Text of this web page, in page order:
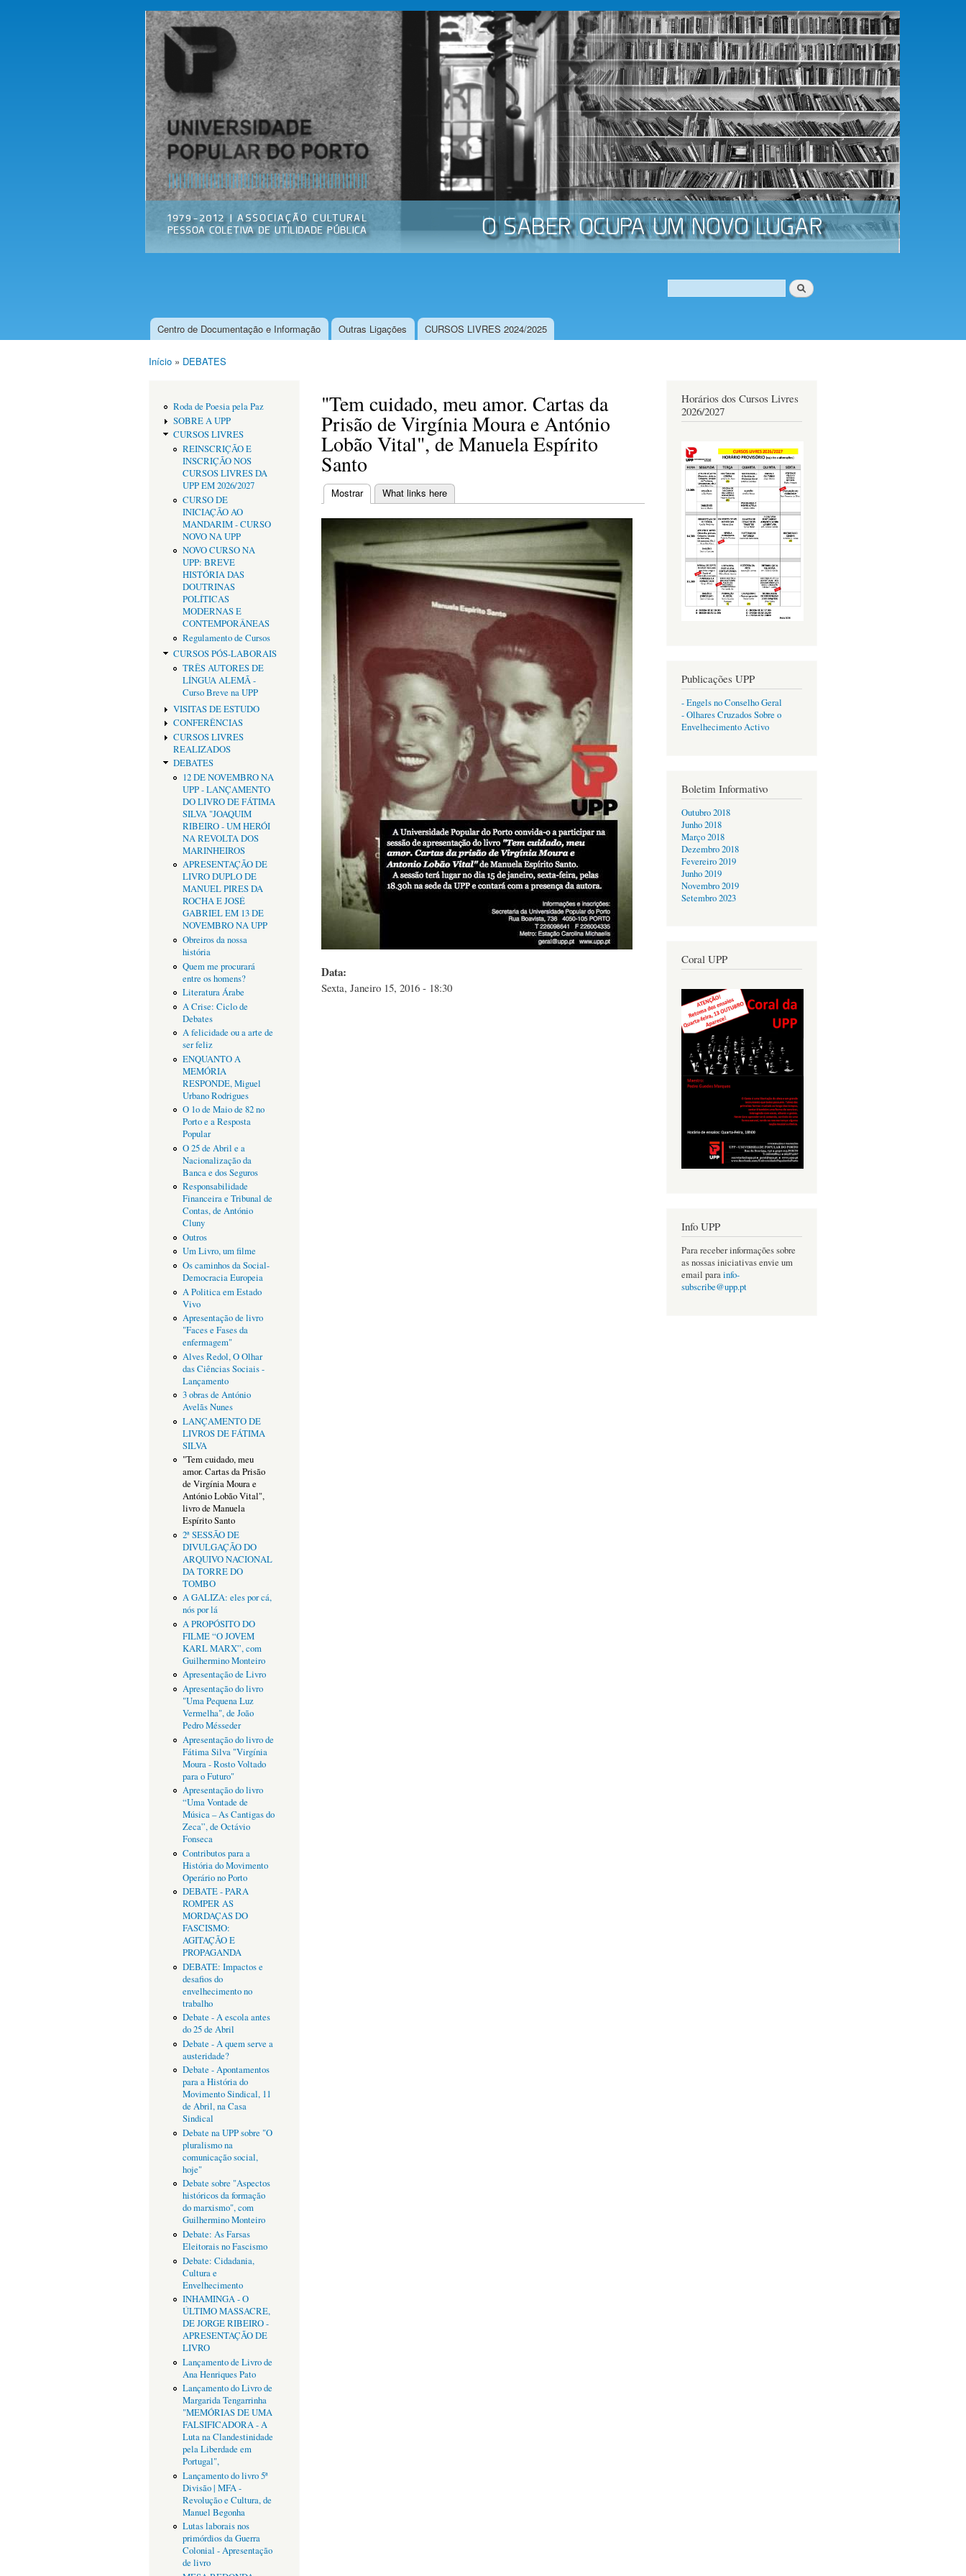
Passar
para o
conteúdo
principal
Universidade
Popular do
Porto
Associação
Cultural
Formulário de procura
Procurar
Menu principal
Centro de Documentação e Informação Outras Ligações CURSOS LIVRES 2024/2025
Início » DEBATES
Roda de Poesia pela Paz
SOBRE A UPP
CURSOS LIVRES
REINSCRIÇÃO E
INSCRIÇÃO NOS
CURSOS LIVRES DA
UPP EM 2026/2027
CURSO DE
INICIAÇÃO AO
MANDARIM - CURSO
NOVO NA UPP
NOVO CURSO NA
UPP: BREVE
HISTÓRIA DAS
DOUTRINAS
POLÍTICAS
MODERNAS E
CONTEMPORÂNEAS
Regulamento de Cursos
CURSOS PÓS-LABORAIS
TRÊS AUTORES DE
LÍNGUA ALEMÃ -
Curso Breve na UPP
VISITAS DE ESTUDO
CONFERÊNCIAS
CURSOS LIVRES
REALIZADOS
DEBATES
12 DE NOVEMBRO NA
UPP - LANÇAMENTO
DO LIVRO DE FÁTIMA
SILVA "JOAQUIM
RIBEIRO - UM HERÓI
NA REVOLTA DOS
MARINHEIROS
APRESENTAÇÃO DE
LIVRO DUPLO DE
MANUEL PIRES DA
ROCHA E JOSÉ
GABRIEL EM 13 DE
NOVEMBRO NA UPP
Obreiros da nossa
história
Quem me procurará
entre os homens?
Literatura Árabe
A Crise: Ciclo de
Debates
A felicidade ou a arte de
ser feliz
ENQUANTO A
MEMÓRIA
RESPONDE, Miguel
Urbano Rodrigues
O 1o de Maio de 82 no
Porto e a Resposta
Popular
O 25 de Abril e a
Nacionalização da
Banca e dos Seguros
Responsabilidade
Financeira e Tribunal de
Contas, de António
Cluny
Outros
Um Livro, um filme
Os caminhos da Social-
Democracia Europeia
A Politica em Estado
Vivo
Apresentação de livro
"Faces e Fases da
enfermagem"
Alves Redol, O Olhar
das Ciências Sociais -
Lançamento
3 obras de António
Avelãs Nunes
LANÇAMENTO DE
LIVROS DE FÁTIMA
SILVA
"Tem cuidado, meu
amor. Cartas da Prisão
de Virgínia Moura e
António Lobão Vital",
livro de Manuela
Espírito Santo
2ª SESSÃO DE
DIVULGAÇÃO DO
ARQUIVO NACIONAL
DA TORRE DO
TOMBO
A GALIZA: eles por cá,
nós por lá
A PROPÓSITO DO
FILME “O JOVEM
KARL MARX”, com
Guilhermino Monteiro
Apresentação de Livro
Apresentação do livro
"Uma Pequena Luz
Vermelha", de João
Pedro Mésseder
Apresentação do livro de
Fátima Silva "Virgínia
Moura - Rosto Voltado
para o Futuro"
Apresentação do livro
“Uma Vontade de
Música – As Cantigas do
Zeca”, de Octávio
Fonseca
Contributos para a
História do Movimento
Operário no Porto
DEBATE - PARA
ROMPER AS
MORDAÇAS DO
FASCISMO:
AGITAÇÃO E
PROPAGANDA
DEBATE: Impactos e
desafios do
envelhecimento no
trabalho
Debate - A escola antes
do 25 de Abril
Debate - A quem serve a
austeridade?
Debate - Apontamentos
para a História do
Movimento Sindical, 11
de Abril, na Casa
Sindical
Debate na UPP sobre "O
pluralismo na
comunicação social,
hoje"
Debate sobre "Aspectos
históricos da formação
do marxismo", com
Guilhermino Monteiro
Debate: As Farsas
Eleitorais no Fascismo
Debate: Cidadania,
Cultura e
Envelhecimento
INHAMINGA - O
ÚLTIMO MASSACRE,
DE JORGE RIBEIRO -
APRESENTAÇÃO DE
LIVRO
Lançamento de Livro de
Ana Henriques Pato
Lançamento do Livro de
Margarida Tengarrinha
"MEMÓRIAS DE UMA
FALSIFICADORA - A
Luta na Clandestinidade
pela Liberdade em
Portugal",
Lançamento do livro 5ª
Divisão | MFA -
Revolução e Cultura, de
Manuel Begonha
Lutas laborais nos
primórdios da Guerra
Colonial - Apresentação
de livro
"Tem cuidado, meu amor. Cartas da
Prisão de Virgínia Moura e António
Lobão Vital", de Manuela Espírito
Santo
Separadores primários
Mostrar(separador ativo)
What links here
Data:
Sexta, Janeiro 15, 2016 - 18:30
Horários dos Cursos Livres
2026/2027
Publicações UPP
- Engels no Conselho Geral
- Olhares Cruzados Sobre o
Envelhecimento Activo
Boletim Informativo
Outubro 2018
Junho 2018
Março 2018
Dezembro 2018
Fevereiro 2019
Junho 2019
Novembro 2019
Setembro 2023
Coral UPP
Info UPP
Para receber informações sobre
as nossas iniciativas envie um
email parainfo-
subscribe@upp.pt